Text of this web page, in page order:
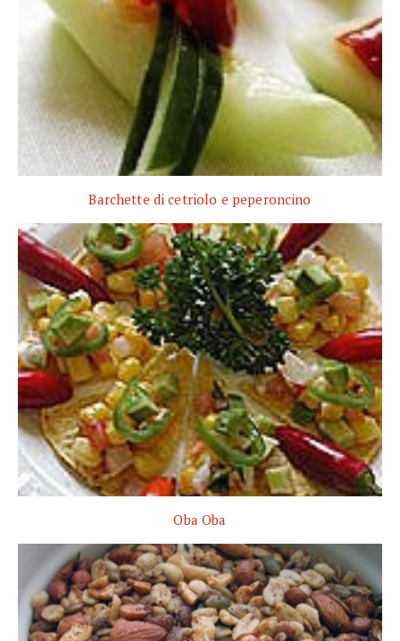
Barchette di cetriolo e peperoncino
Oba Oba